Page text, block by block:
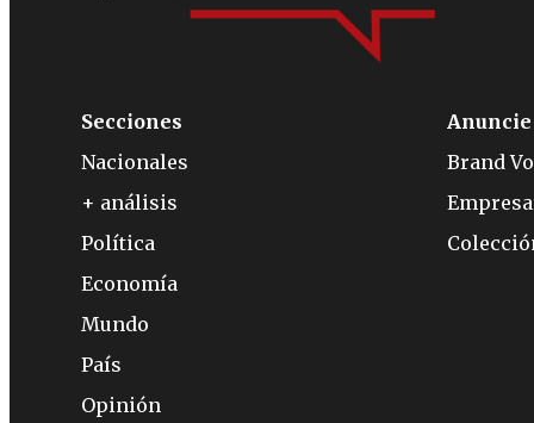
Secciones
Nacionales
+ análisis
Política
Economía
Mundo
País
Opinión
Brand